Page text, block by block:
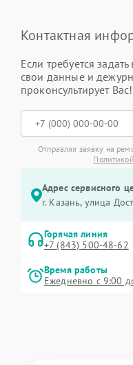
Контактная
Если требуется
свои данные и
проконсультирует Вас!
Отправляя заявку на
Адрес сервисного
г. Казань, улица
Горячая линия
+7 (843) 500-48-62
Время работы
Ежедневно с 9:00